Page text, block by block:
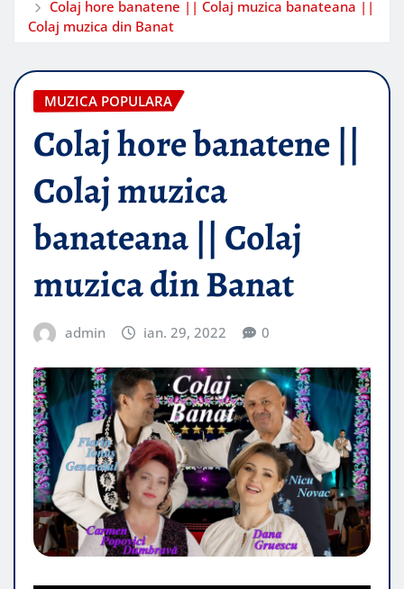
Colaj hore banatene || Colaj muzica banateana ||
Colaj muzica din Banat
MUZICA POPULARA
Colaj hore banatene ||
Colaj muzica
banateana || Colaj
muzica din Banat
admin ian. 29, 2022 0